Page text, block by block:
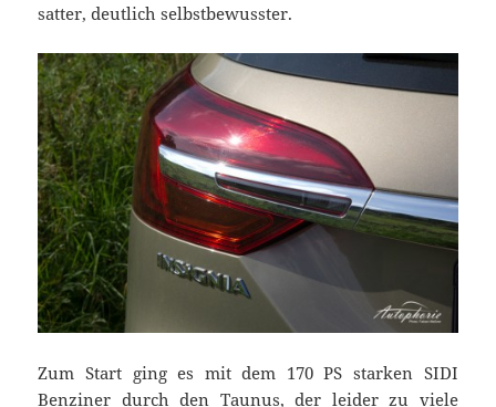
satter, deutlich selbstbewusster.
Zum Start ging es mit dem 170 PS starken SIDI
Benziner durch den Taunus, der leider zu viele